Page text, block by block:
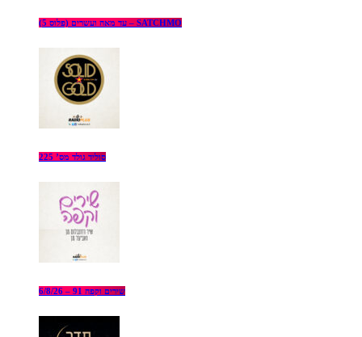
עד מאה ועשרים (פלוס 5) – SATCHMO
סוליד גולד מס’ 225
שירים וקפה 91 – 6/8/26